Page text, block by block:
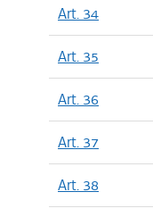
Art. 34
Art. 35
Art. 36
Art. 37
Art. 38